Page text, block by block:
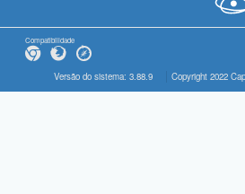
Compatibilidade
Versão do sistema: 3.88.9 Copyright 2022